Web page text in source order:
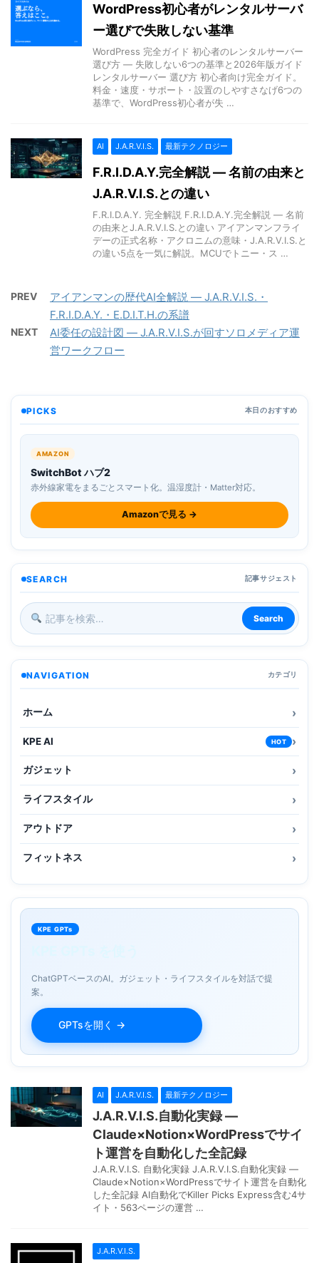
WordPress初心者がレンタルサーバ
ー選びで失敗しない基準
WordPress 完全ガイド 初心者のレンタルサーバー
選び方 — 失敗しない6つの基準と2026年版ガイド
レンタルサーバー 選び方 初心者向け完全ガイド。
料金・速度・サポート・設置のしやすさなげ6つの
基準で、WordPress初心者が失 …
AI J.A.R.V.I.S. 最新テクノロジー
F.R.I.D.A.Y.完全解説 — 名前の由来と
J.A.R.V.I.S.との違い
F.R.I.D.A.Y. 完全解説 F.R.I.D.A.Y.完全解説 — 名前
の由来とJ.A.R.V.I.S.との違い アイアンマンフライ
デーの正式名称・アクロニムの意味・J.A.R.V.I.S.と
の違い5点を一気に解説。MCUでトニー・ス …
PREV
アイアンマンの歴代AI全解説 — J.A.R.V.I.S.・
F.R.I.D.A.Y.・E.D.I.T.H.の系譜
NEXT
AI委任の設計図 — J.A.R.V.I.S.が回すソロメディア運
営ワークフロー
PICKS 本日のおすすめ
AMAZON
SwitchBot ハブ2
赤外線家電をまるごとスマート化。温湿度計・Matter対応。
Amazonで見る →
SEARCH 記事サジェスト
Search
NAVIGATION カテゴリ
ホーム
KPE AI HOT
ガジェット
ライフスタイル
アウトドア
フィットネス
KPE GPTs
ChatGPTベースのAI。ガジェット・ライフスタイルを対話で提
案。
GPTsを開く →
AI J.A.R.V.I.S. 最新テクノロジー
J.A.R.V.I.S.自動化実録 —
Claude×Notion×WordPressでサイ
ト運営を自動化した全記録
J.A.R.V.I.S. 自動化実録 J.A.R.V.I.S.自動化実録 —
Claude×Notion×WordPressでサイト運営を自動化
した全記録 AI自動化でKiller Picks Express含む4サ
イト・563ページの運営 …
J.A.R.V.I.S.